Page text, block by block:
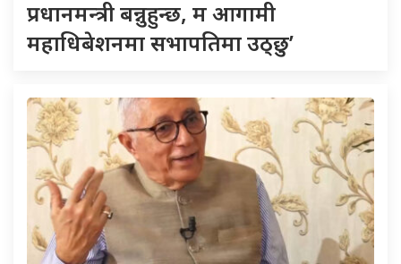
प्रधानमन्त्री बन्नुहुन्छ, म आगामी
महाधिबेशनमा सभापतिमा उठ्छु’